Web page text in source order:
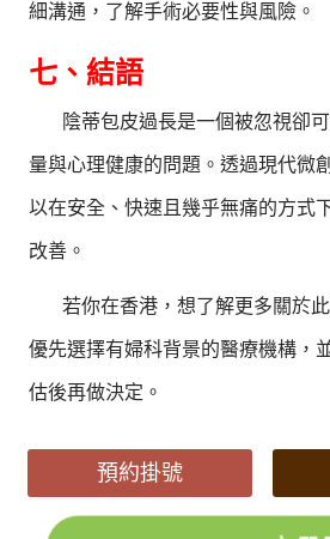
細溝通，了解手術必要性與風險。
七、結語
陰蒂包皮過長是一個被忽視卻
量與心理健康的問題。透過現代微
以在安全、快速且幾乎無痛的方式
改善。
若你在香港，想了解更多關於
優先選擇有婦科背景的醫療機構，
估後再做決定。
預約掛號